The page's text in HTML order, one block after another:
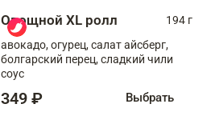
Овощной XL ролл
194 г
авокадо, огурец, салат айсберг,
болгарский перец, сладкий чили
соус
349 ₽ Выбрать